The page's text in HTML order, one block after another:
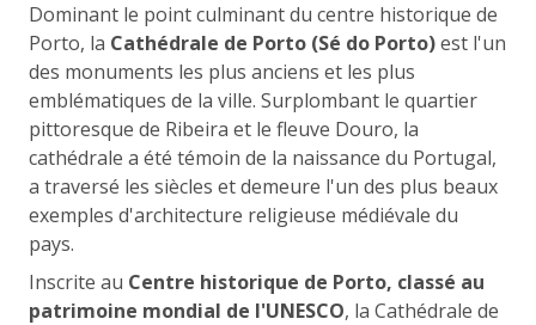
Dominant le point culminant du centre historique de
Porto, la Cathédrale de Porto (Sé do Porto)est l'un
des monuments les plus anciens et les plus
emblématiques de la ville. Surplombant le quartier
pittoresque de Ribeira et le fleuve Douro, la
cathédrale a été témoin de la naissance du Portugal,
a traversé les siècles et demeure l'un des plus beaux
exemples d'architecture religieuse médiévale du
pays.
Inscrite au Centre historique de Porto, classé au
patrimoine mondial de l'UNESCO, la Cathédrale de